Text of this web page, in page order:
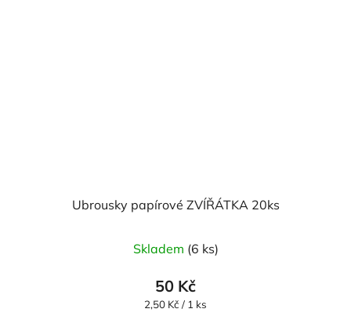
Ubrousky papírové ZVÍŘÁTKA 20ks
Skladem (6 ks)
50 Kč
Měrná
2,50 Kč / 1 ks